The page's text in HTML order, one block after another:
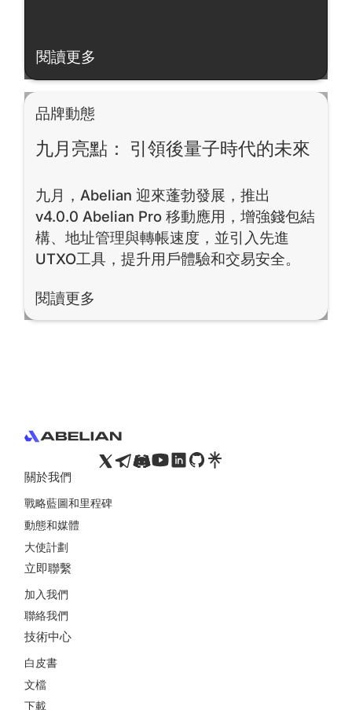
閱讀更多
閱讀更多
品牌動態
九月亮點： 引領後量子時代的未來
九月，Abelian 迎來蓬勃發展，推出
v4.0.0 Abelian Pro 移動應用，增強錢包結
構、地址管理與轉帳速度，並引入先進
UTXO工具，提升用戶體驗和交易安全。
閱讀更多
閱讀更多
關於我們
戰略藍圖和里程碑
動態和媒體
大使計劃
立即聯繫
加入我們
聯絡我們
技術中心
白皮書
文檔
下載